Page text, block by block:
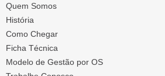
Quem Somos
História
Como Chegar
Ficha Técnica
Modelo de Gestão por OS